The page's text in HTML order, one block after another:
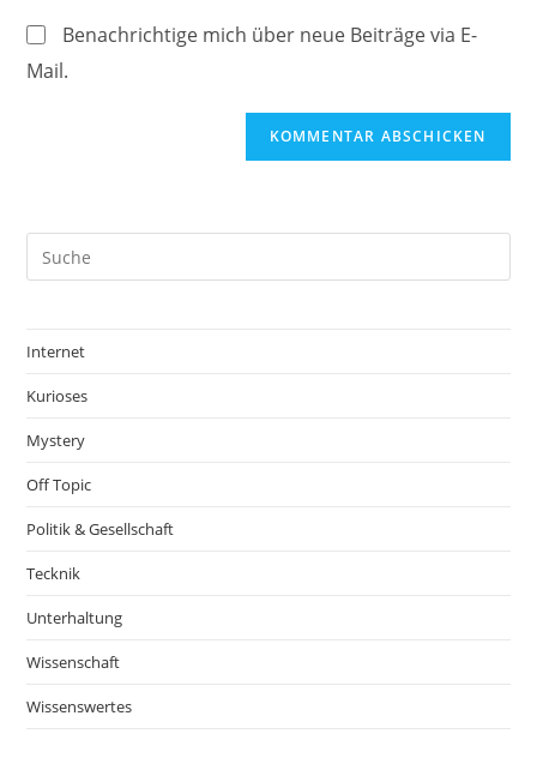
Benachrichtige mich über neue Beiträge via E-
Mail.
Internet
Kurioses
Mystery
Off Topic
Politik & Gesellschaft
Tecknik
Unterhaltung
Wissenschaft
Wissenswertes